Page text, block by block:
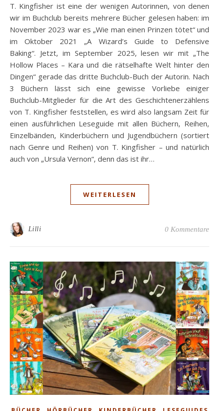
T. Kingfisher ist eine der wenigen Autorinnen, von denen
wir im Buchclub bereits mehrere Bücher gelesen haben: im
November 2023 war es „Wie man einen Prinzen tötet“ und
im Oktober 2021 „A Wizard’s Guide to Defensive
Baking“. Jetzt, im September 2025, lesen wir mit „The
Hollow Places – Kara und die rätselhafte Welt hinter den
Dingen“ gerade das dritte Buchclub-Buch der Autorin. Nach
3 Büchern lässt sich eine gewisse Vorliebe einiger
Buchclub-Mitglieder für die Art des Geschichtenerzählens
von T. Kingfisher feststellen, es wird also langsam Zeit für
einen ausführlichen Leseguide mit allen Büchern, Reihen,
Einzelbänden, Kinderbüchern und Jugendbüchern (sortiert
nach Genre und Reihen) von T. Kingfisher – und natürlich
auch von „Ursula Vernon“, denn das ist ihr…
WEITERLESEN
Lilli 0 Kommentare